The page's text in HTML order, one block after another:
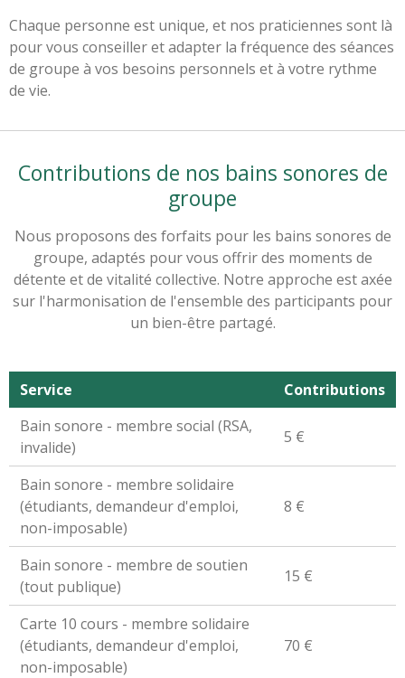
Chaque personne est unique, et nos praticiennes sont là
pour vous conseiller et adapter la fréquence des séances
de groupe à vos besoins personnels et à votre rythme
de vie.
Contributions de nos bains sonores de
groupe
Nous proposons des forfaits pour les bains sonores de
groupe, adaptés pour vous offrir des moments de
détente et de vitalité collective. Notre approche est axée
sur l'harmonisation de l'ensemble des participants pour
un bien-être partagé.
Service
Contributions
Bain sonore - membre social (RSA,
invalide)
5 €
Bain sonore - membre solidaire
(étudiants, demandeur d'emploi,
non-imposable)
8 €
Bain sonore - membre de soutien
(tout publique)
15 €
Carte 10 cours - membre solidaire
(étudiants, demandeur d'emploi,
non-imposable)
70 €